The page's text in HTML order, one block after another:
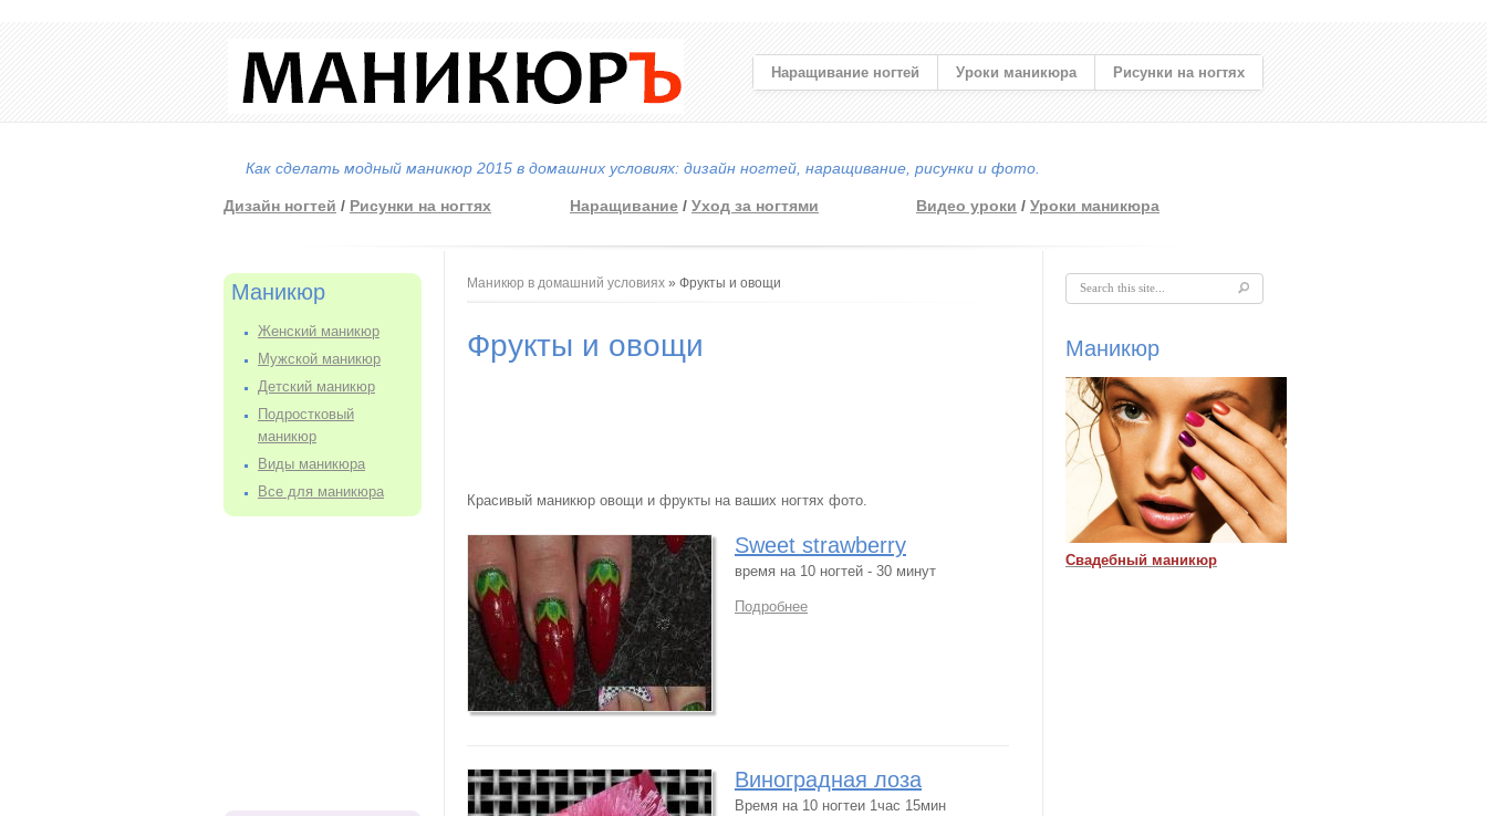
Как сделать модный маникюр 2015 в домашних условиях: дизайн ногтей, наращивание, рисунки и фото.
Наращивание ногтей Уроки маникюра Рисунки на ногтях
Дизайн ногтей / Рисунки на ногтях Наращивание /Уход за ногтями Видео уроки /Уроки маникюра
Маникюр
Женский маникюр
Мужской маникюр
Детский маникюр
Подростковый
маникюр
Виды маникюра
Все для маникюра
Вы здесь
Маникюр в домашний условиях » Фрукты и овощи
Фрукты и овощи
Красивый маникюр овощи и фрукты на ваших ногтях фото.
Sweet strawberry
время на 10 ногтей - 30 минут
Подробнее
Виноградная лоза
Время на 10 ногтеи 1час 15мин
Форма поиска
Маникюр
Свадебный маникюр